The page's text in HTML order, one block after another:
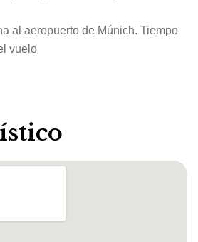
al aeropuerto de Múnich. Tiempo
vuelo